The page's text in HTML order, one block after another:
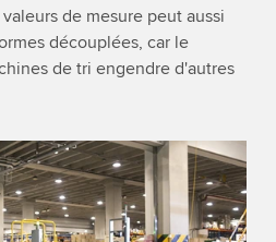
de mesure peut aussi
découplées, car le
de tri engendre d'autres